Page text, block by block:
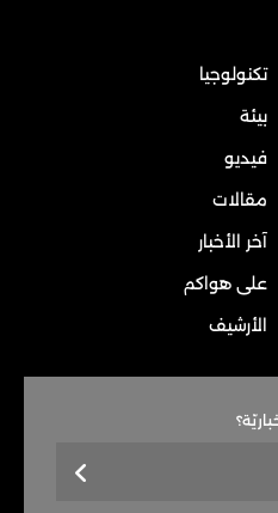
تكنولوجيا
بيئة
فيديو
مقالات
آخر الأخبار
على هواكم
الأرشيف